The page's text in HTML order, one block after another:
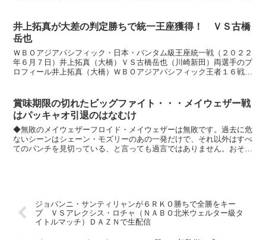
井上拓真が大差の判定勝ちで統一王座獲得！ ＶＳ古橋
岳也
ＷＢＯアジアパシフィック・日本・バンタム級王座統一戦（２０２２
年６月７日）井上拓真（大橋）ＶＳ古橋岳也（川崎新田）両選手のプ
ロフィール井上拓真（大橋）ＷＢＯアジアパシフィック王者１６戦１
賞味期限の切れたビッグファイト・・・メイウェザー戦
はパッキャオ引退のはなむけ
◆無敗のメイウェザーフロイド・メイウェザーは無敗です。過去に危
ないシーンはシェーン・モズリーのあの一発だけで、それ以外はすべ
てのパンチを見切っている、と言っても過言ではありません。おそら
ジョバンニ・サンティリャンが６ＲＫＯ勝ちで全勝をキー
プ ＶＳアレクシス・ロチャ（ＮＡＢＯ北米ウェルター級タ
イトルマッチ）ＤＡＺＮで生配信